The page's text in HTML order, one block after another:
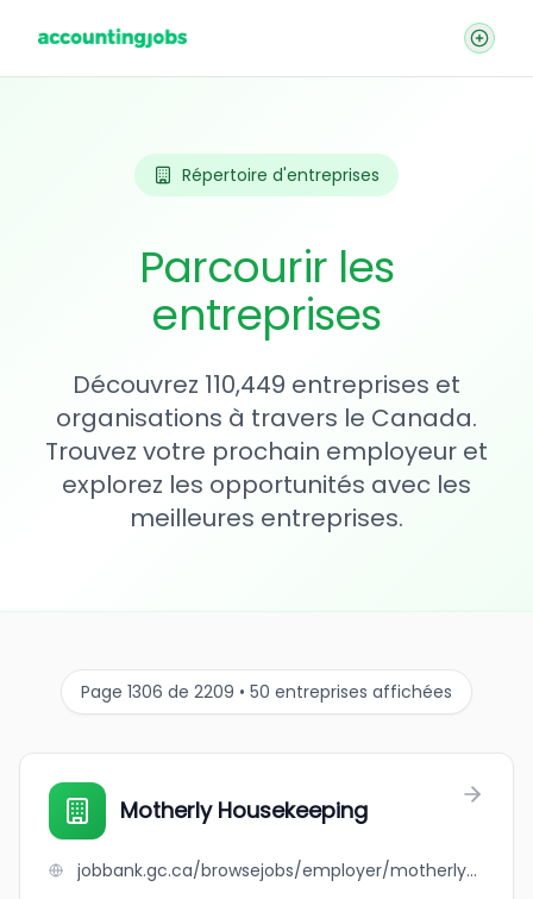
Répertoire d'entreprises
Parcourir les
entreprises
Découvrez 110,449 entreprises et
organisations à travers le Canada.
Trouvez votre prochain employeur et
explorez les opportunités avec les
meilleures entreprises.
Page 1306 de 2209 • 50 entreprises affichées
Motherly Housekeeping
jobbank.gc.ca/browsejobs/employer/motherly+housekeeping/ca